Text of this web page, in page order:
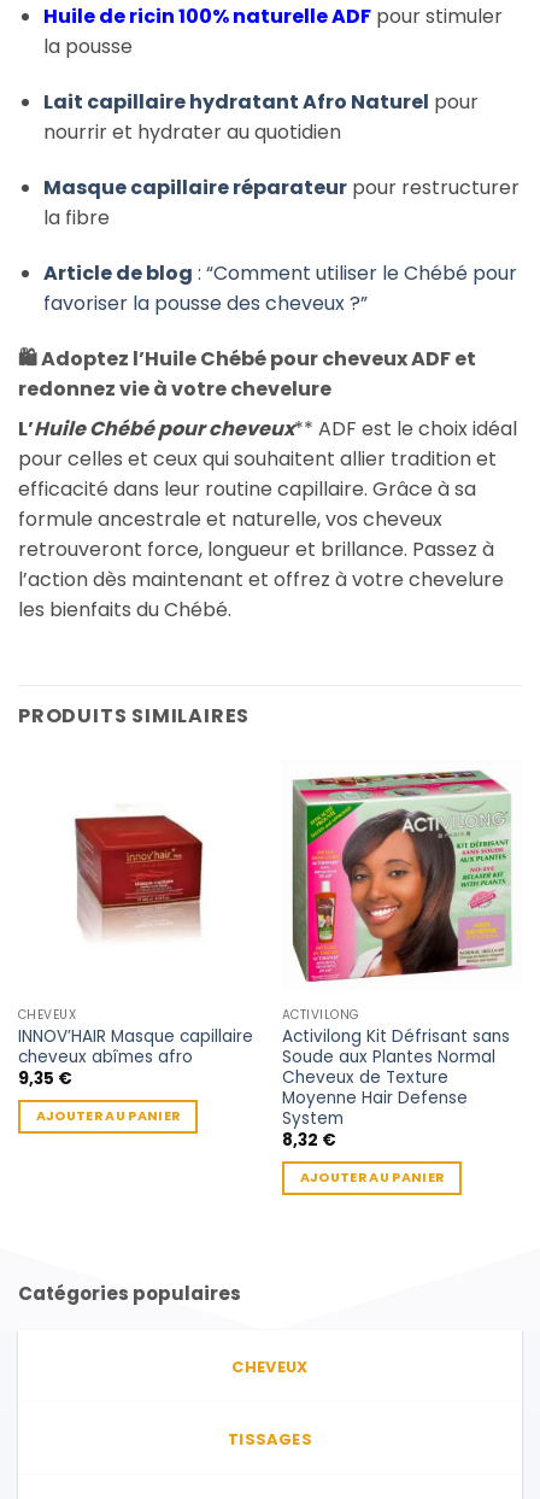
Huile de ricin 100% naturelle ADFpour stimuler
la pousse
Lait capillaire hydratant Afro Naturel pour
nourrir et hydrater au quotidien
Masque capillaire réparateurpour restructurer
la fibre
Article de blog : “Comment utiliser le Chébé pour
favoriser la pousse des cheveux ?”
🛍️Adoptez l’Huile Chébé pour cheveux ADF et
redonnez vie à votre chevelure
L’Huile Chébé pour cheveux** ADF est le choix idéal
pour celles et ceux qui souhaitent allier tradition et
efficacité dans leur routine capillaire. Grâce à sa
formule ancestrale et naturelle, vos cheveux
retrouveront force, longueur et brillance. Passez à
l’action dès maintenant et offrez à votre chevelure
les bienfaits du Chébé.
PRODUITS SIMILAIRES
CHEVEUX
INNOV’HAIR Masque capillaire
cheveux abîmes afro
9,35 €
AJOUTER AU PANIER
ACTIVILONG
Activilong Kit Défrisant sans
Soude aux Plantes Normal
Cheveux de Texture
Moyenne Hair Defense
System
8,32 €
AJOUTER AU PANIER
Catégories populaires
CHEVEUX
TISSAGES